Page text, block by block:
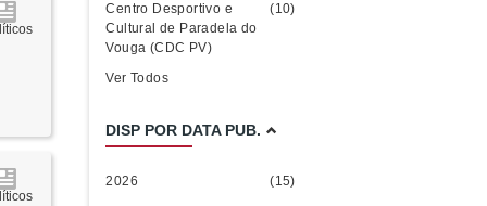
Centro Desportivo e
Cultural de Paradela do
Vouga (CDC PV)
(10)
Ver Todos
DISP POR DATA PUB.
2026 (15)